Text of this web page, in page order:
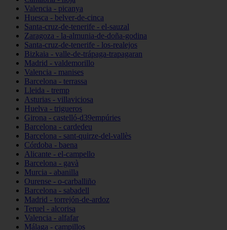
Valencia - picanya
Huesca - belver-de-cinca
Santa-cruz-de-tenerife - el-sauzal
Zaragoza - la-almunia-de-doña-godina
Santa-cruz-de-tenerife - los-realejos
Bizkaia - valle-de-trápaga-trapagaran
Madrid - valdemorillo
Valencia - manises
Barcelona - terrassa
Lleida - tremp
Asturias - villaviciosa
Huelva - trigueros
Girona - castelló-d39empúries
Barcelona - cardedeu
Barcelona - sant-quirze-del-vallès
Córdoba - baena
Alicante - el-campello
Barcelona - gavà
Murcia - abanilla
Ourense - o-carballiño
Barcelona - sabadell
Madrid - torrejón-de-ardoz
Teruel - alcorisa
Valencia - alfafar
Málaga - campillos